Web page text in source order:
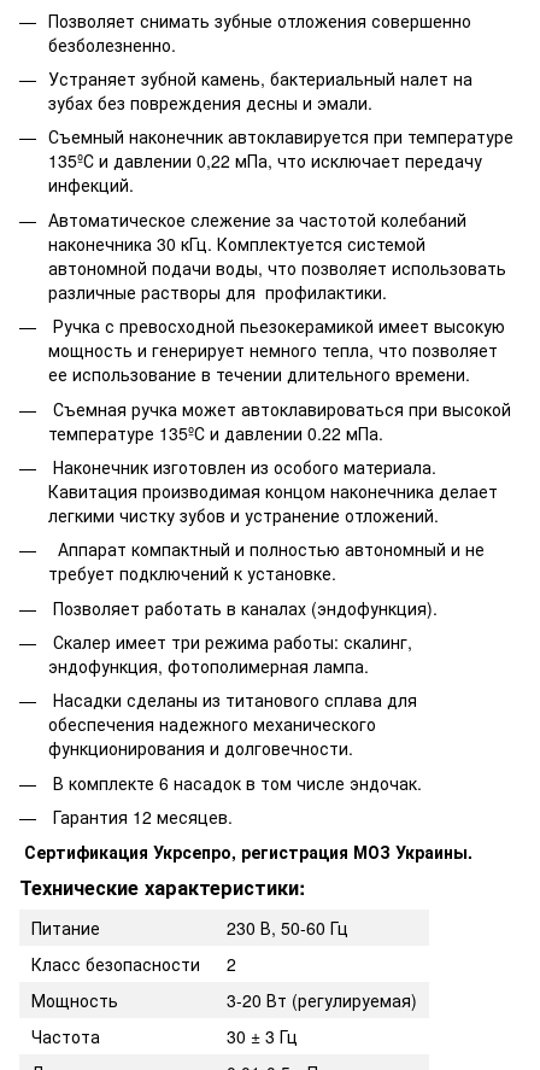
Позволяет снимать зубные отложения совершенно
безболезненно.
Устраняет зубной камень, бактериальный налет на
зубах без повреждения десны и эмали.
Съемный наконечник автоклавируется при температуре
135ºС и давлении 0,22 мПа, что исключает передачу
инфекций.
Автоматическое слежение за частотой колебаний
наконечника 30 кГц. Комплектуется системой
автономной подачи воды, что позволяет использовать
различные растворы для профилактики.
Ручка с превосходной пьезокерамикой имеет высокую
мощность и генерирует немного тепла, что позволяет
ее использование в течении длительного времени.
Съемная ручка может автоклавироваться при высокой
температуре 135ºС и давлении 0.22 мПа.
Наконечник изготовлен из особого материала.
Кавитация производимая концом наконечника делает
легкими чистку зубов и устранение отложений.
Аппарат компактный и полностью автономный и не
требует подключений к установке.
Позволяет работать в каналах (эндофункция).
Скалер имеет три режима работы: скалинг,
эндофункция, фотополимерная лампа.
Насадки сделаны из титанового сплава для
обеспечения надежного механического
функционирования и долговечности.
В комплекте 6 насадок в том числе эндочак.
Гарантия 12 месяцев.
Сертификация Укрсепро, регистрация МОЗ Украины.
Технические характеристики:
Питание
230 В, 50-60 Гц
Класс безопасности
2
Мощность
3-20 Вт (регулируемая)
Частота
30 ± 3 Гц